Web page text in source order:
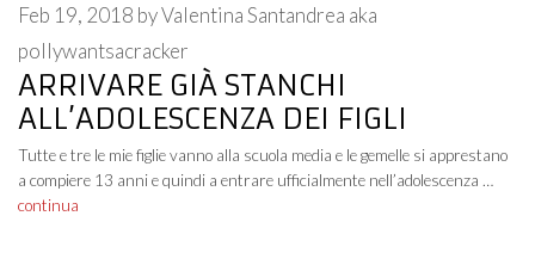
ARRIVARE GIÀ STANCHI
ALL’ADOLESCENZA DEI FIGLI
Feb 19, 2018 byValentina Santandrea aka
pollywantsacracker
Tutte e tre le mie figlie vanno alla scuola media e le gemelle si apprestano
a compiere 13 anni e quindi a entrare ufficialmente nell’adolescenza …
continua